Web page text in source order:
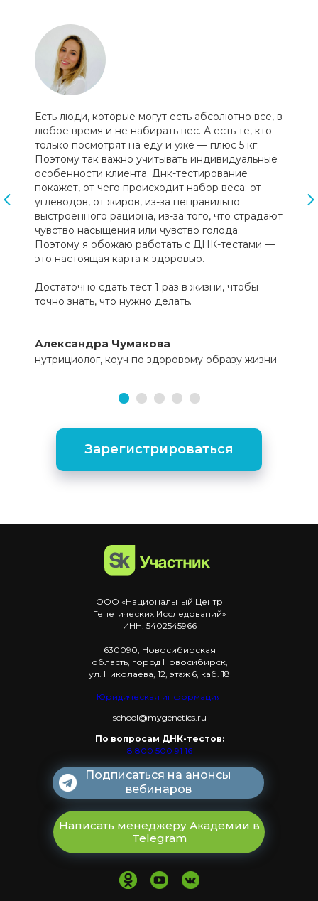
Есть люди, которые могут есть абсолютно все, в
любое время и не набирать вес. А есть те, кто
только посмотрят на еду и уже — плюс 5 кг.
Поэтому так важно учитывать индивидуальные
особенности клиента. Днк-тестирование
покажет, от чего происходит набор веса: от
углеводов, от жиров, из-за неправильно
выстроенного рациона, из-за того, что страдают
чувство насыщения или чувство голода.
Поэтому я обожаю работать с ДНК-тестами —
это настоящая карта к здоровью.
Достаточно сдать тест 1 раз в жизни, чтобы
точно знать, что нужно делать.
Александра Чумакова
нутрициолог, коуч по здоровому образу жизни
Зарегистрироваться
ООО «Национальный Центр
Генетических Исследований»
ИНН: 5402545966
Юридическая информация
630090, Новосибирская
область, город Новосибирск,
ул. Николаева, 12, этаж 6, каб. 18
school@mygenetics.ru
По вопросам ДНК-тестов:
8 800 500 91 16
Написать менеджеру Академии в
Telegram
Подписаться на анонсы
вебинаров